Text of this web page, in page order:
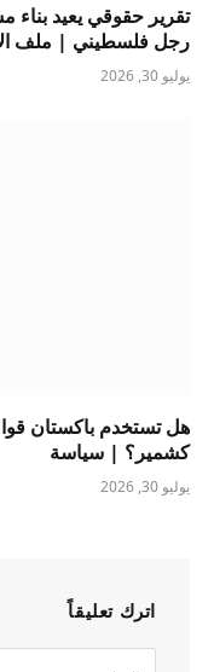
تقرير حقوقي يعيد بناء
رجل فلسطيني | ملف
يوليو 30, 2026
هل تستخدم باكستان
كشمير؟ | سياسة
يوليو 30, 2026
اترك تعليقاً